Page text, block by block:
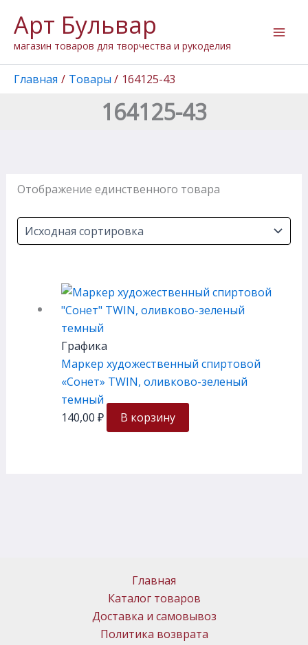
содержимому
Арт Бульвар
магазин товаров для творчества и рукоделия
Главная Товары 164125-43
164125-43
Отображение единственного товара
Графика
Маркер художественный спиртовой
«Сонет» TWIN, оливково-зеленый
темный
140,00 ₽ В корзину
Главная
Каталог товаров
Доставка и самовывоз
Политика возврата